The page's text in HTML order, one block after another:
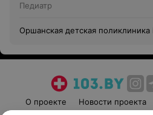
Педиатр
Оршанская детская
О проекте Новости проекта